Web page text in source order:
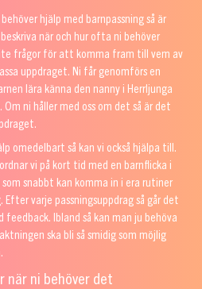
hjälp med barnpassning så är
när och hur ofta ni behöver
frågor för att komma fram till vem av
uppdraget. Ni får genomförs en
lära känna den nanny i Herrljunga
ni håller med oss om det så är det
omedelbart så kan vi också hjälpa till.
vi på kort tid med en barnflicka i
snabbt kan komma in i era rutiner
varje passningsuppdrag så går det
Ibland så kan man ju behöva
ska bli så smidig som möjlig
när ni behöver det